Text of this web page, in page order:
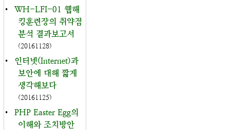
•
WH-LFI-01 웹해
킹훈련장의 취약점
분석 결과보고서
(20161128)
•
인터넷(Internet)과
보안에 대해 짧게
생각해보다
(20161125)
•
PHP Easter Egg의
이해와 조치방안